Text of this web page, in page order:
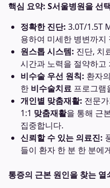
핵심 요약: S서울병원을 선
정확한 진단: 3.0T/1.5T
용하여 미세한 병변까지
원스톱 시스템: 진단, 치
시간과 노력을 절약하고
비수술 우선 원칙: 환자
한 비수술치료 프로그램
개인별 맞춤재활: 전문
1:1 맞춤재활을 통해 근
집중합니다.
신뢰할 수 있는 의료진:
들이 환자 한 분 한 분에
통증의 근본 원인을 찾는